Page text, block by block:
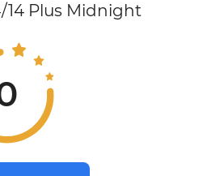
14 Plus Midnight